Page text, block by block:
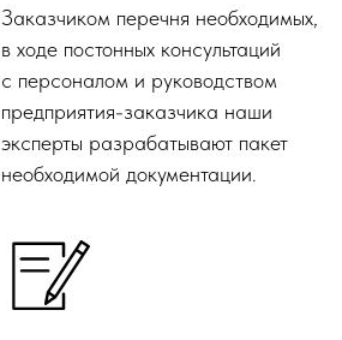
Заказчиком перечня необходимых,
в ходе постонных консультаций
с персоналом и руководством
предприятия-заказчика наши
эксперты разрабатывают пакет
необходимой документации.